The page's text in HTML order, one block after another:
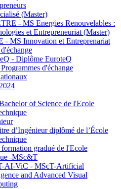
(Master)
- MS Energies Renouvelables :
et Entrepreneuriat (Master)
- MS Innovation et Entreprenariat
- Diplôme EuroteQ
d'échange
of Science de l'Ecole
d’Ingénieur diplômé de l’École
gradué de l'Ecole
-MSc&T
AI-ViC - MScT-Artificial
and Advanced Visual